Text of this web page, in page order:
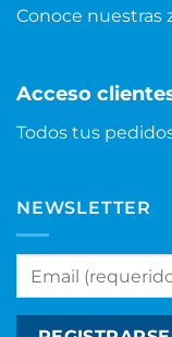
Conoce nuestras
Acceso
Todos tus
NEWSLETTER